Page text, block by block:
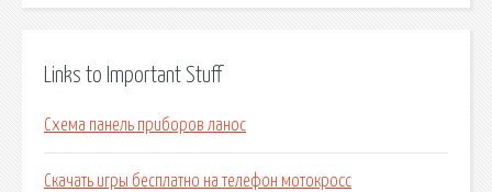
Links to Important Stuff
Схема панель приборов ланос
Скачать игры бесплатно на телефон мотокросс